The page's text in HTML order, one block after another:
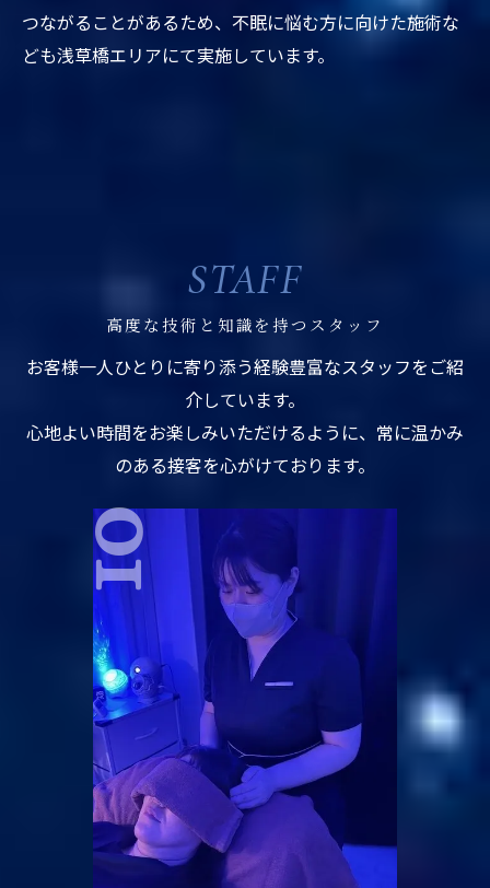
つながることがあるため、不眠に悩む方に向けた施術な
ども浅草橋エリアにて実施しています。
高度な技術と知識を持つスタッフ
STAFF
お客様一人ひとりに寄り添う経験豊富なスタッフをご紹
介しています。
心地よい時間をお楽しみいただけるように、常に温かみ
のある接客を心がけております。